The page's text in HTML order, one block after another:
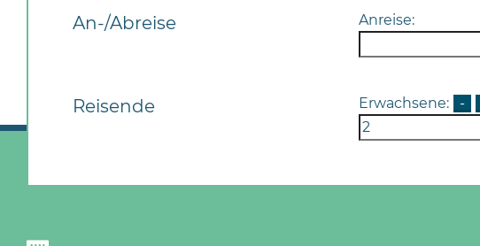
An-/Abreise Anreise:
Reisende Erwachsene: -